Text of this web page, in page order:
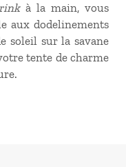
à la main, vous
aux dodelinements
soleil sur la savane
tente de charme